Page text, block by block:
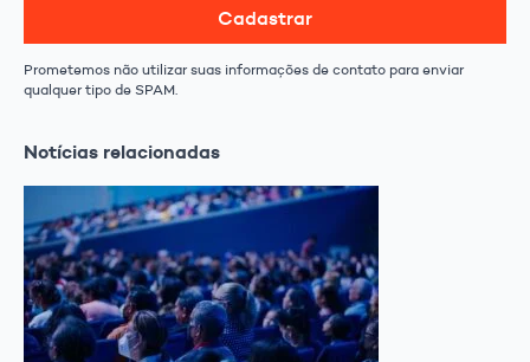
Cadastrar
Prometemos não utilizar suas informações de contato para enviar
qualquer tipo de SPAM.
Notícias relacionadas